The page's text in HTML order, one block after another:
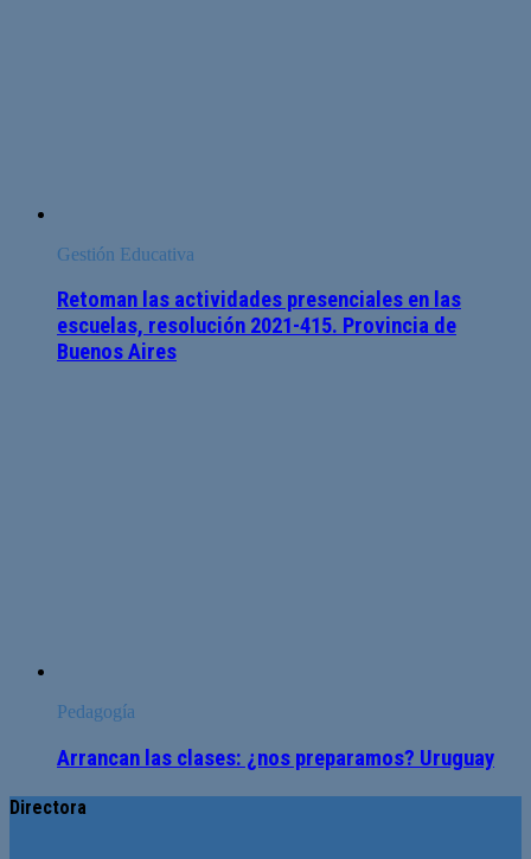
Gestión Educativa
Retoman las actividades presenciales en las
escuelas, resolución 2021-415. Provincia de
Buenos Aires
Pedagogía
Arrancan las clases: ¿nos preparamos? Uruguay
Directora